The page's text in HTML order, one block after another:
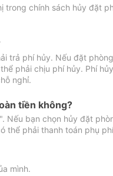
chính sách hủy đặt
trả phí hủy. Nếu đặt
phải chịu phí hủy. Phí
nghỉ.
tiền không?
Nếu bạn chọn hủy đặt
thể phải thanh toán phụ
mình.